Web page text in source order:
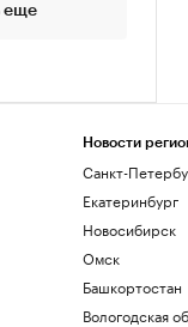
еще
Новости
Санкт-
Екатеринбург
Новосибирск
Омск
Башкортостан
Вологодская